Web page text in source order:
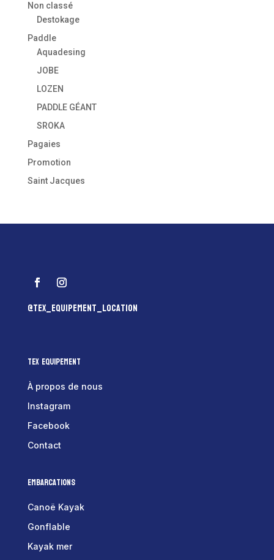
Non classé
Destokage
Paddle
Aquadesing
JOBE
LOZEN
PADDLE GÉANT
SROKA
Pagaies
Promotion
Saint Jacques
@tex_equipement_location
Tex Equipement
À propos de nous
Instagram
Facebook
Contact
Embarcations
Canoë Kayak
Gonflable
Kayak mer